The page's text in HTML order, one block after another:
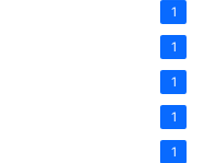
1
1
1
1
1